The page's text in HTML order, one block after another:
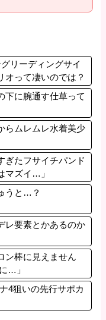
リーディングサイ
って凄いのでは？
下に腕通す仕草って
らムレムレ水着美少
ぎたフサイチパンド
マズイ…」
うと…？
レ要素とかあるのか
ン棒に見えません
…」
4狙いの先行サポカ